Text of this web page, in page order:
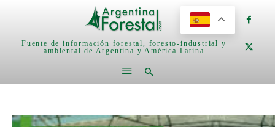
Fuente de información forestal, foresto-industrial y
ambiental de Argentina y América Latina